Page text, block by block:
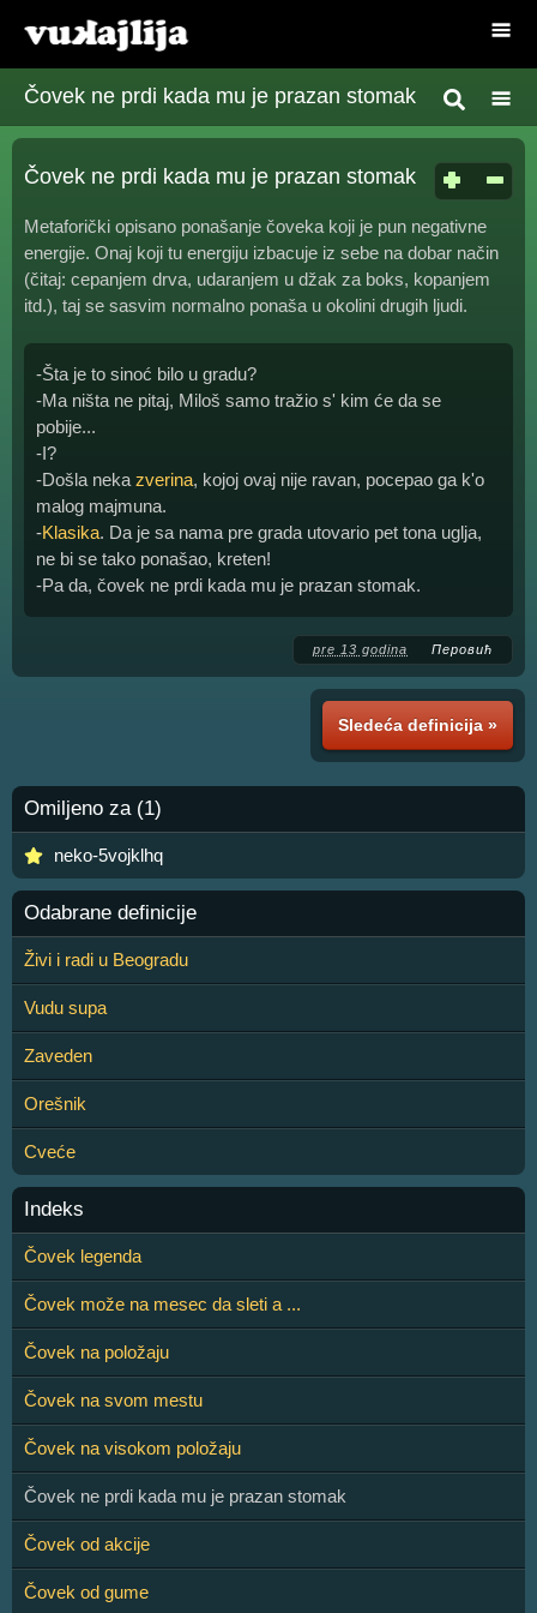
Čovek ne prdi kada mu je prazan stomak
Čovek ne prdi kada mu je prazan stomak
Metaforički opisano ponašanje čoveka koji je pun negativne
energije. Onaj koji tu energiju izbacuje iz sebe na dobar način
(čitaj: cepanjem drva, udaranjem u džak za boks, kopanjem
itd.), taj se sasvim normalno ponaša u okolini drugih ljudi.
-Šta je to sinoć bilo u gradu?
-Ma ništa ne pitaj, Miloš samo tražio s' kim će da se
pobije...
-I?
-Došla neka zverina, kojoj ovaj nije ravan, pocepao ga k'o
malog majmuna.
-Klasika. Da je sa nama pre grada utovario pet tona uglja,
ne bi se tako ponašao, kreten!
-Pa da, čovek ne prdi kada mu je prazan stomak.
pre 13 godina Перовић
Sledeća definicija »
Omiljeno za (1)
neko-5vojklhq
Odabrane definicije
Živi i radi u Beogradu
Vudu supa
Zaveden
Orešnik
Cveće
Indeks
Čovek legenda
Čovek može na mesec da sleti a ...
Čovek na položaju
Čovek na svom mestu
Čovek na visokom položaju
Čovek ne prdi kada mu je prazan stomak
Čovek od akcije
Čovek od gume